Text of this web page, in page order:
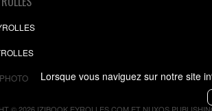
Lorsque vous naviguez sur notre site
© 2026 IZIBOOK.EYROLLES.COM ET NUXOS